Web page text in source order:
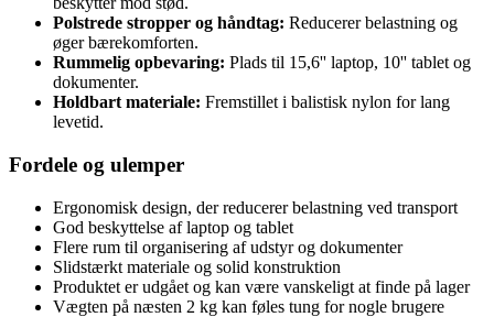
Polstrede stropper og håndtag: Reducerer belastning og
øger bærekomforten.
Rummelig opbevaring: Plads til 15,6'' laptop, 10'' tablet og
dokumenter.
Holdbart materiale: Fremstillet i balistisk nylon for lang
levetid.
Fordele og ulemper
Ergonomisk design, der reducerer belastning ved transport
God beskyttelse af laptop og tablet
Flere rum til organisering af udstyr og dokumenter
Slidstærkt materiale og solid konstruktion
Produktet er udgået og kan være vanskeligt at finde på lager
Vægten på næsten 2 kg kan føles tung for nogle brugere